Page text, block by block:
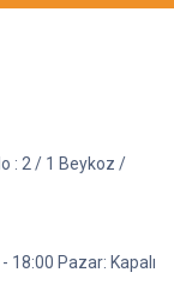
: 2 / 1 Beykoz /
18:00 Pazar: Kapalı